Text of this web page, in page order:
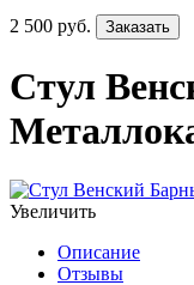
2 500 руб. Заказать
Стул
Увеличить
Описание
Отзывы